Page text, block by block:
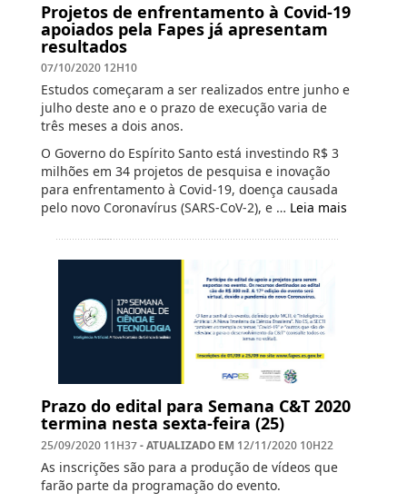
Projetos de enfrentamento à Covid-19
apoiados pela Fapes já apresentam
resultados
07/10/2020 12H10
Estudos começaram a ser realizados entre junho e
julho deste ano e o prazo de execução varia de
três meses a dois anos.
O Governo do Espírito Santo está investindo R$ 3
milhões em 34 projetos de pesquisa e inovação
para enfrentamento à Covid-19, doença causada
pelo novo Coronavírus (SARS-CoV-2), e … Leia mais
Prazo do edital para Semana C&T 2020
termina nesta sexta-feira (25)
25/09/2020 11H37- ATUALIZADO EM 12/11/2020 10H22
As inscrições são para a produção de vídeos que
farão parte da programação do evento.